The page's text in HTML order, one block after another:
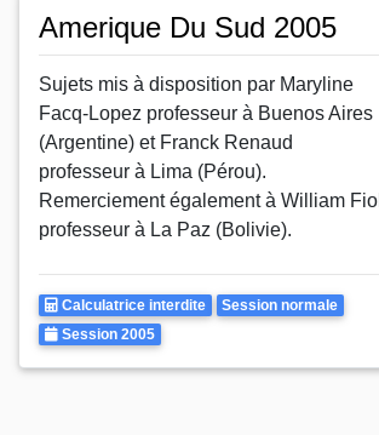
Amerique Du Sud 2005
Sujets mis à disposition par Maryline
Facq-Lopez professeur à Buenos Aires
(Argentine) et Franck Renaud
professeur à Lima (Pérou).
Remerciement également à William Fiol
professeur à La Paz (Bolivie).
Calculatrice
Autorisee
Calculatrice interdite Rattrapages
Session normale
Annee
Session 2005